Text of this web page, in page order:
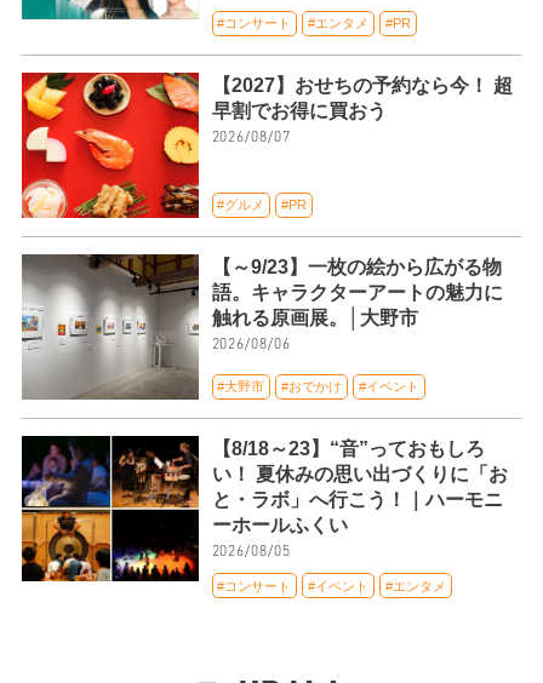
#コンサート #エンタメ #PR
【2027】おせちの予約なら今！ 超
早割でお得に買おう
2026/08/07
#グルメ #PR
【～9/23】一枚の絵から広がる物
語。キャラクターアートの魅力に
触れる原画展。│大野市
2026/08/06
#大野市 #おでかけ #イベント
【8/18～23】“音”っておもしろ
い！ 夏休みの思い出づくりに「お
と・ラボ」へ行こう！｜ハーモニ
ーホールふくい
2026/08/05
#コンサート #イベント #エンタメ